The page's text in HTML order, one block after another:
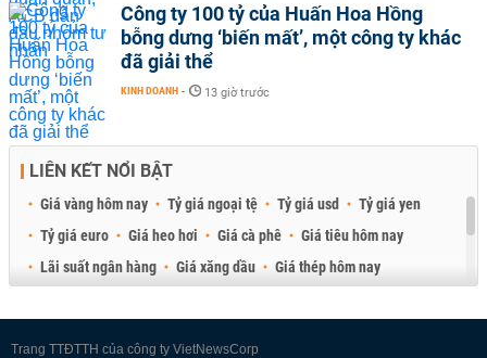
Công ty 100 tỷ của Huấn Hoa Hồng
bỗng dưng ‘biến mất’, một công ty khác
đã giải thể
KINH DOANH - 13 giờ trước
LIÊN KẾT NỔI BẬT
Giá vàng hôm nay Tỷ giá ngoại tệ Tỷ giá usd
Tỷ giá yen
Tỷ giá euro
Giá heo hơi Giá cà phê
Giá tiêu hôm nay
Lãi suất ngân hàng
Giá xăng dầu
Giá thép hôm nay
Trang TTĐTTH của công ty VietNewsCorp